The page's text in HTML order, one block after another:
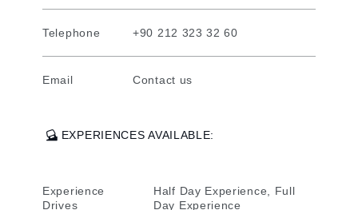
Telephone +90 212 323 32 60
Email Contact us
EXPERIENCES AVAILABLE:
Experience
Drives
Half Day Experience, Full
Day Experience